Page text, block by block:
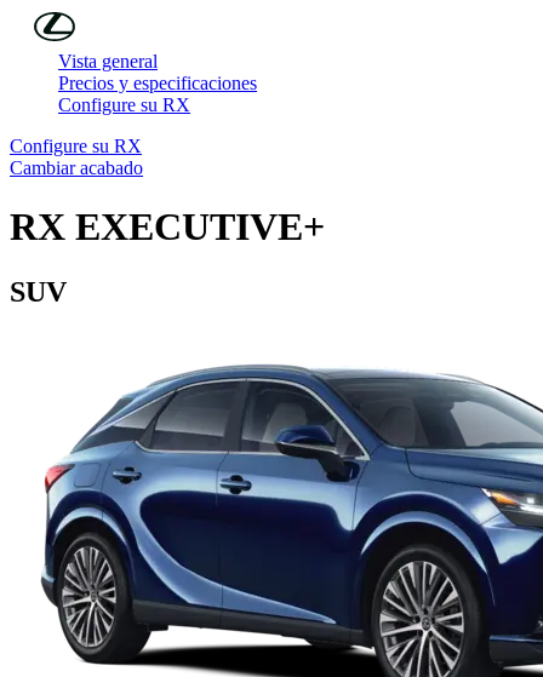
Skip to Main Content
Vista general
Precios y especificaciones
Configure su RX
Configure su RX
Cambiar acabado
RX EXECUTIVE+
SUV